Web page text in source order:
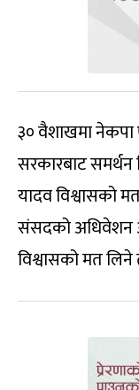
३० वैशाखमा
सरकारबाट समर्थन
यादव विश्वासको
संसदको अधिवेशन
विश्वासको मत